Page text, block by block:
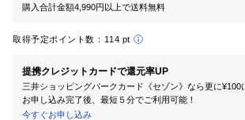
購入合計金額4,990円以上で送料無料
取得予定ポイント数： 114 pt
提携クレジットカードで還元率UP
三井ショッピングパークカード《セゾン》なら更に¥100
お申し込み完了後、最短５分でご利用可能！
今すぐお申し込み